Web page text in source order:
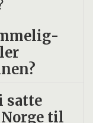
satte
til